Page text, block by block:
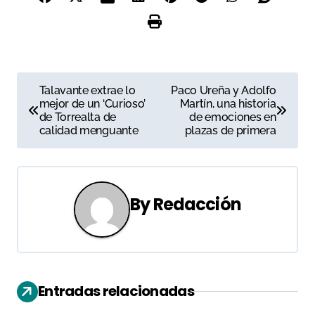
a
v
e
c
i
Talavante extrae lo
mejor de un ‘Curioso’
de Torrealta de
calidad menguante
Paco Ureña y Adolfo
Martín, una historia
de emociones en
plazas de primera
ByRedacción
Entradas relacionadas